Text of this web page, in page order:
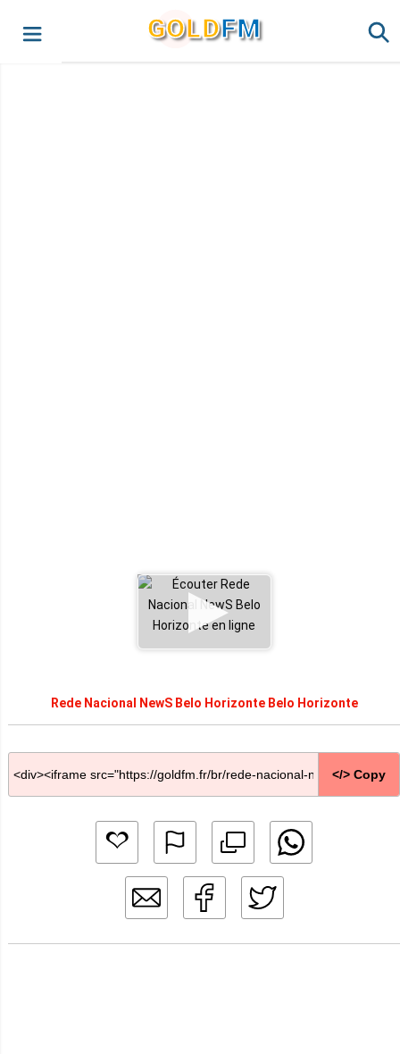
GOLDFM
Rede Nacional NewS Belo Horizonte Belo Horizonte
</> Copy